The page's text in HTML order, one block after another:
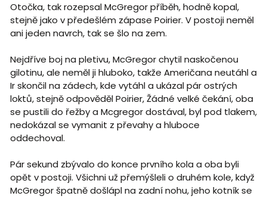
Otočka, tak rozepsal McGregor příběh, hodně kopal,
stejně jako v předešlém zápase Poirier. V postoji neměl
ani jeden navrch, tak se šlo na zem.
Nejdříve boj na pletivu, McGregor chytil naskočenou
gilotinu, ale neměl ji hluboko, takže Američana neutáhl a
Ir skončil na zádech, kde vytáhl a ukázal pár ostrých
loktů, stejně odpověděl Poirier, Žádné velké čekání, oba
se pustili do řežby a Mcgregor dostával, byl pod tlakem,
nedokázal se vymanit z převahy a hluboce
oddechoval.
Pár sekund zbývalo do konce prvního kola a oba byli
opět v postoji. Všichni už přemýšleli o druhém kole, když
McGregor špatně došlápl na zadní nohu, jeho kotník se